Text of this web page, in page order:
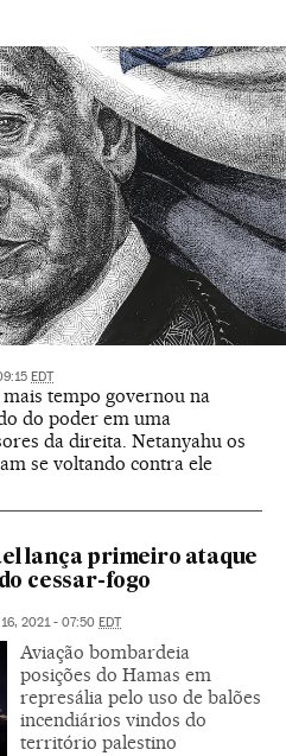
EDT
tempo governou na
do poder em uma
da direita. Netanyahu os
se voltando contra ele
lança primeiro ataque
cessar-fogo
2021 - 07:50 EDT
Aviação bombardeia
posições do Hamas em
represália pelo uso de balões
incendiários vindos do
território palestino